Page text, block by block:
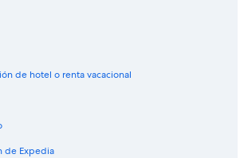
de hotel o renta vacacional
de Expedia